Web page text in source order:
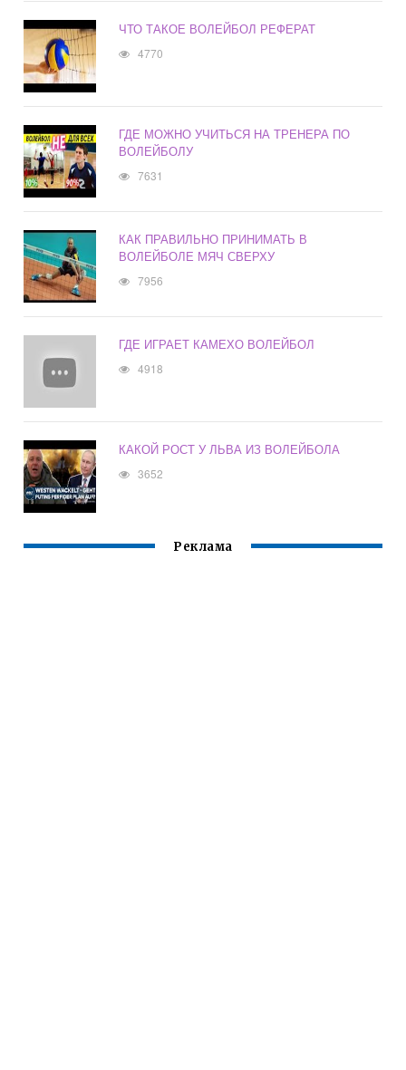
ЧТО ТАКОЕ ВОЛЕЙБОЛ РЕФЕРАТ
4770
ГДЕ МОЖНО УЧИТЬСЯ НА ТРЕНЕРА ПО
ВОЛЕЙБОЛУ
7631
КАК ПРАВИЛЬНО ПРИНИМАТЬ В
ВОЛЕЙБОЛЕ МЯЧ СВЕРХУ
7956
ГДЕ ИГРАЕТ КАМЕХО ВОЛЕЙБОЛ
4918
КАКОЙ РОСТ У ЛЬВА ИЗ ВОЛЕЙБОЛА
3652
Реклама